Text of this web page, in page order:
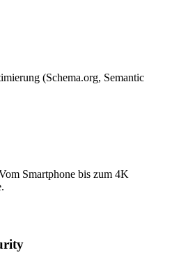
(Schema.org, Semantic
Smartphone bis zum 4K